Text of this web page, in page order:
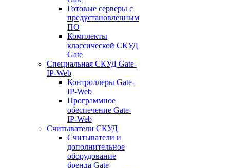
Готовые серверы с
предустановленным
ПО
Комплекты
классической СКУД
Gate
Специальная СКУД Gate-
IP-Web
Контроллеры Gate-
IP-Web
Программное
обеспечение Gate-
IP-Web
Считыватели СКУД
Считыватели и
дополнительное
оборудование
бренда Gate